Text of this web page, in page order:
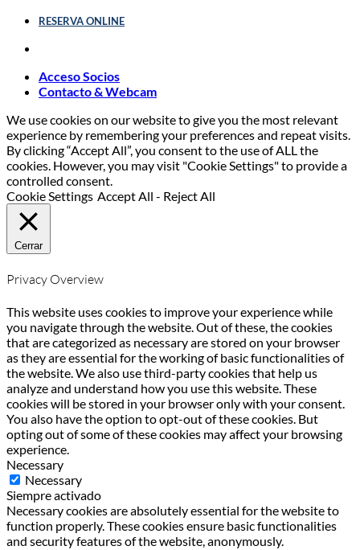
RESERVA ONLINE
Acceso Socios
Contacto & Webcam
We use cookies on our website to give you the most relevant
experience by remembering your preferences and repeat visits.
By clicking “Accept All”, you consent to the use of ALL the
cookies. However, you may visit "Cookie Settings" to provide a
controlled consent.
Cookie Settings Accept All - Reject All
Cerrar
Privacy Overview
This website uses cookies to improve your experience while
you navigate through the website. Out of these, the cookies
that are categorized as necessary are stored on your browser
as they are essential for the working of basic functionalities of
the website. We also use third-party cookies that help us
analyze and understand how you use this website. These
cookies will be stored in your browser only with your consent.
You also have the option to opt-out of these cookies. But
opting out of some of these cookies may affect your browsing
experience.
Necessary
Necessary
Siempre activado
Necessary cookies are absolutely essential for the website to
function properly. These cookies ensure basic functionalities
and security features of the website, anonymously.